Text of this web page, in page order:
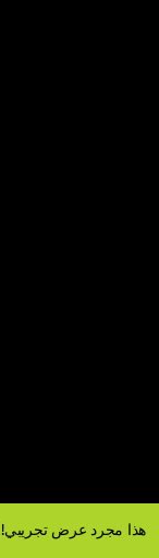
هذا مجرد عرض تجريبي!